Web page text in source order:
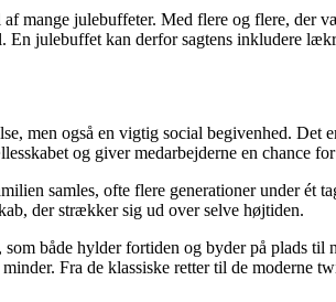
mange julebuffeter. Med flere og flere,
julebuffet kan derfor sagtens inkludere
men også en vigtig social begivenhed.
og giver medarbejderne en chance
samles, ofte flere generationer under ét
der strækker sig ud over selve højtiden.
både hylder fortiden og byder på plads
Fra de klassiske retter til de